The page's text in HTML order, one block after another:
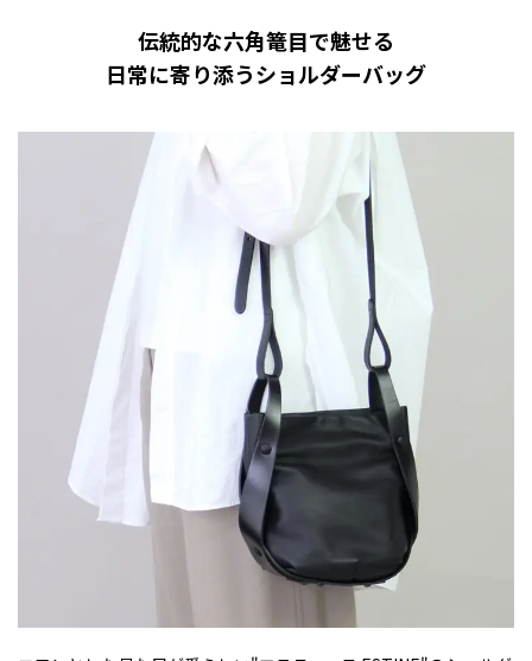
伝統的な六角篭目で魅せる
日常に寄り添うショルダーバッグ